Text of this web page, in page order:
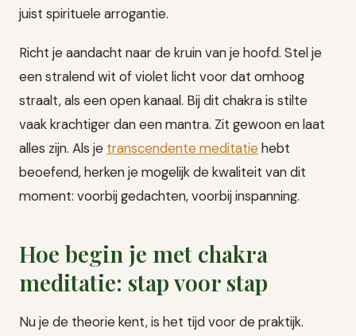
juist spirituele arrogantie.
Richt je aandacht naar de kruin van je hoofd. Stel je
een stralend wit of violet licht voor dat omhoog
straalt, als een open kanaal. Bij dit chakra is stilte
vaak krachtiger dan een mantra. Zit gewoon en laat
alles zijn. Als je transcendente meditatie hebt
beoefend, herken je mogelijk de kwaliteit van dit
moment: voorbij gedachten, voorbij inspanning.
Hoe begin je met chakra
meditatie: stap voor stap
Nu je de theorie kent, is het tijd voor de praktijk.